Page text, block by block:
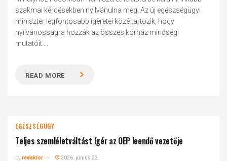
szakmai kérdésekben nyilvánulna meg. Az új egészségügyi
miniszter legfontosabb ígéretei közé tartozik, hogy
nyilvánosságra hozzák az összes kórház minőségi
mutatóit....
READ MORE
EGÉSZSÉGÜGY
Teljes szemléletváltást ígér az OEP leendő vezetője
byredaktor 2026. június 22.